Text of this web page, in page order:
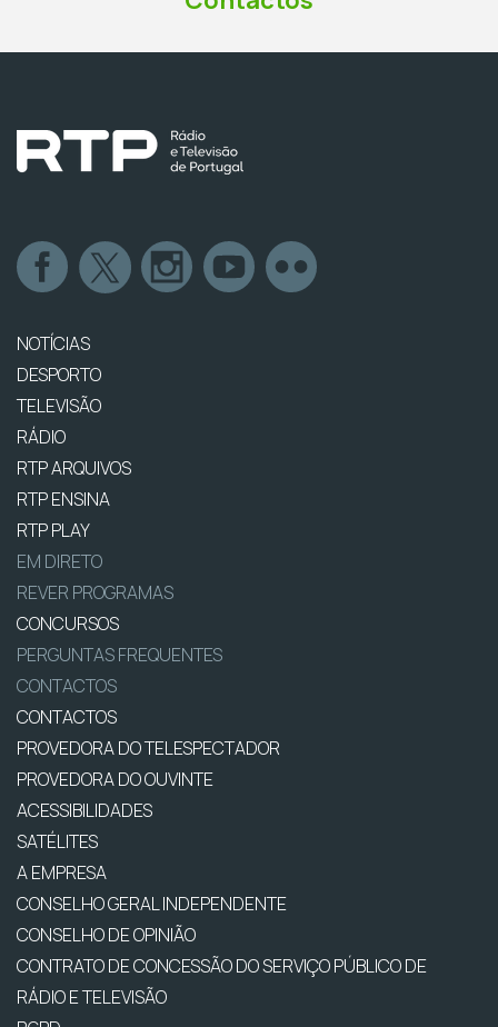
NOTÍCIAS
DESPORTO
TELEVISÃO
RÁDIO
RTP ARQUIVOS
RTP ENSINA
RTP PLAY
EM DIRETO
REVER PROGRAMAS
CONCURSOS
PERGUNTAS FREQUENTES
CONTACTOS
CONTACTOS
PROVEDORA DO TELESPECTADOR
PROVEDORA DO OUVINTE
ACESSIBILIDADES
SATÉLITES
A EMPRESA
CONSELHO GERAL INDEPENDENTE
CONSELHO DE OPINIÃO
CONTRATO DE CONCESSÃO DO SERVIÇO PÚBLICO DE
RÁDIO E TELEVISÃO